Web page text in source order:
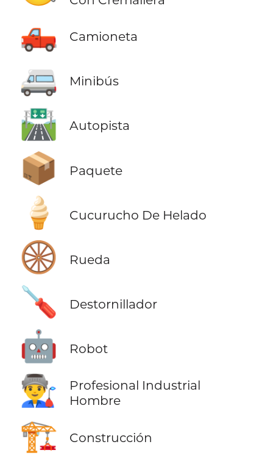
🛻 Camioneta
🚐 Minibús
🛣️ Autopista
📦 Paquete
🍦 Cucurucho De Helado
🛞 Rueda
🪛 Destornillador
🤖 Robot
👨‍🏭
Profesional Industrial
Hombre
🏗️ Construcción